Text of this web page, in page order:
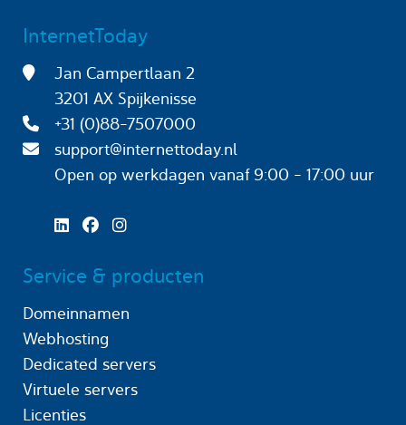
InternetToday
Jan Campertlaan 2
3201 AX Spijkenisse
+31 (0)88-7507000
support@internettoday.nl
Open op werkdagen
vanaf 9:00 - 17:00 uur
Service & producten
Domeinnamen
Webhosting
Dedicated servers
Virtuele servers
Licenties